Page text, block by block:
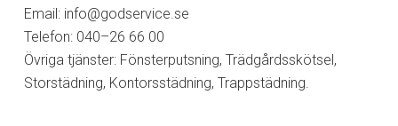
Email: info@godservice.se
Telefon: 040–26 66 00
Övriga tjänster: Fönsterputsning, Trädgårdsskötsel,
Storstädning, Kontorsstädning, Trappstädning.